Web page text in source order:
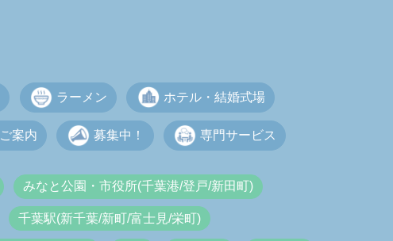
ラーメン ホテル・結婚式場
ご案内 募集中！ 専門サービス
みなと公園・市役所(千葉港/登戸/新田町)
千葉駅(新千葉/新町/富士見/栄町)